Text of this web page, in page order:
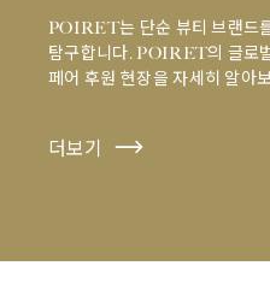
POIRET는 단순 뷰티 브랜드
탐구합니다. POIRET의 글로
페어 후원 현장을 자세히 알아
더보기